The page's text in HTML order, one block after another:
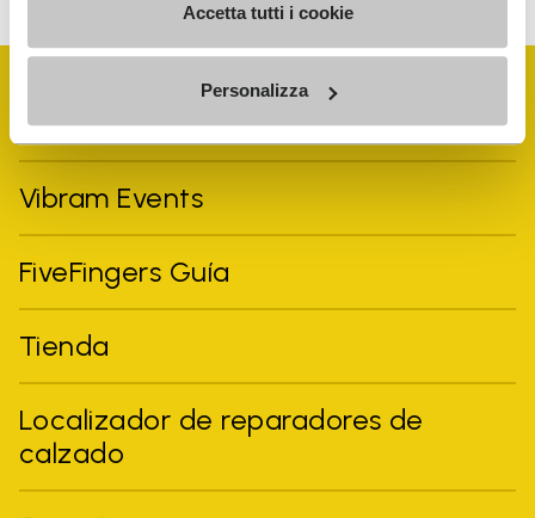
Accetta tutti i cookie
Personalizza
Vibram Events
FiveFingers Guía
Tienda
Localizador de reparadores de
calzado